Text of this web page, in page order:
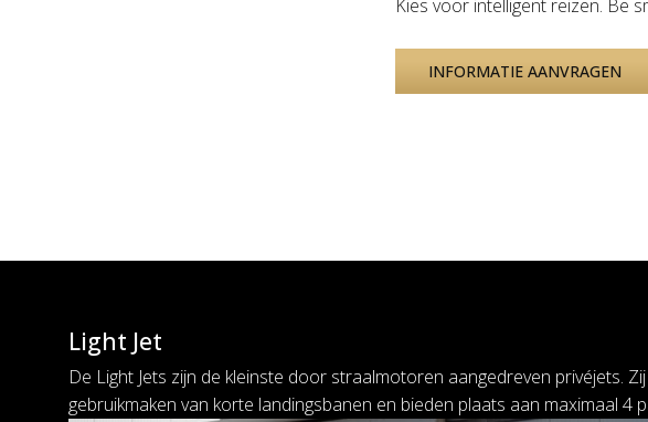
Kies voor intelligent reizen. Be
INFORMATIE AANVRAGEN
Light Jet
De Light Jets zijn de kleinste door straalmotoren aangedreven privéjets.
gebruikmaken van korte landingsbanen en bieden plaats aan maximaal 4